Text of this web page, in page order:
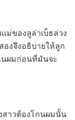
ม่ของลูล่าเบ็ธล่วง
องจึงอธิบายให้ลูก
นผมก่อนที่มันจะ
สาวต้องโกนผมนั้น